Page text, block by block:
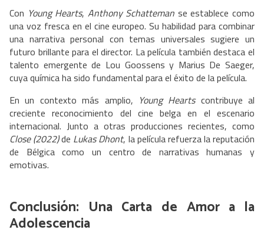
Con Young Hearts, Anthony Schatteman se establece como
una voz fresca en el cine europeo. Su habilidad para combinar
una narrativa personal con temas universales sugiere un
futuro brillante para el director. La película también destaca el
talento emergente de Lou Goossens y Marius De Saeger,
cuya química ha sido fundamental para el éxito de la película.
En un contexto más amplio, Young Heartscontribuye al
creciente reconocimiento del cine belga en el escenario
internacional. Junto a otras producciones recientes, como
Close (2022)de Lukas Dhont, la película refuerza la reputación
de Bélgica como un centro de narrativas humanas y
emotivas.
Conclusión: Una Carta de Amor a la
Adolescencia